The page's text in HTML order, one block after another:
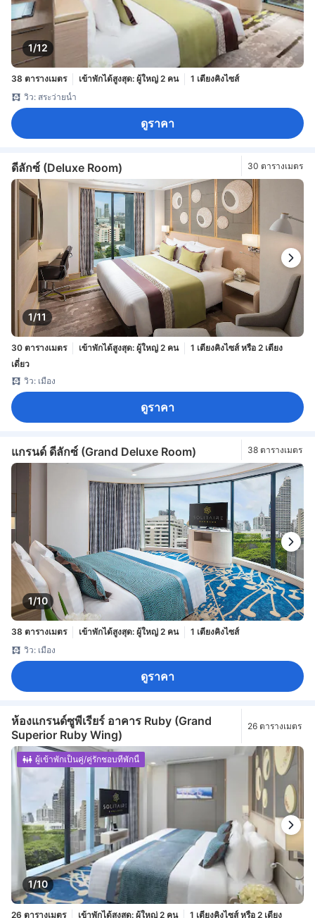
1/12
38 ตารางเมตร เข้าพักได้สูงสุด: ผู้ใหญ่ 2 คน
1 เตียงคิงไซส์
วิว: สระว่ายน้ำ
ดูราคา
ดีลักซ์ (Deluxe Room) 30 ตารางเมตร
1/11
30 ตารางเมตร เข้าพักได้สูงสุด: ผู้ใหญ่ 2 คน
1 เตียงคิงไซส์ หรือ 2 เตียง
เดี่ยว
วิว: เมือง
ดูราคา
แกรนด์ ดีลักซ์ (Grand Deluxe Room) 38 ตารางเมตร
1/10
38 ตารางเมตร เข้าพักได้สูงสุด: ผู้ใหญ่ 2 คน
1 เตียงคิงไซส์
วิว: เมือง
ดูราคา
ห้องแกรนด์ซูพีเรียร์ อาคาร Ruby (Grand
Superior Ruby Wing)
26 ตารางเมตร
1/10
ผู้เข้าพักเป็นคู่/คู่รักชอบที่พักนี้
26 ตารางเมตร เข้าพักได้สูงสุด: ผู้ใหญ่ 2 คน 1 เตียงคิงไซส์ หรือ 2 เตียง